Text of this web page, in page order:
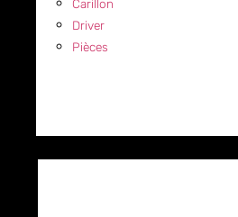
Carillon
Driver
Pièces